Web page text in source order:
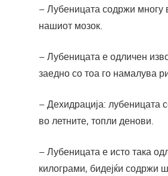
– Лубеницата содржи многу
нашиот мозок.
– Лубеницата е одличен
заедно со тоа го намалува
– Дехидрација: лубеницата
во летните, топли денови.
– Лубеницата е исто така
килограми, бидејќи содржи